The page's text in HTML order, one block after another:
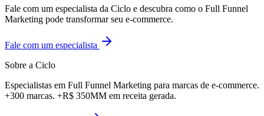
Fale com um especialista da Ciclo e descubra como o Full Funnel
Marketing pode transformar seu e-commerce.
Fale com um especialista
Sobre a Ciclo
Especialistas em Full Funnel Marketing para marcas de e-commerce.
+300 marcas. +R$ 350MM em receita gerada.